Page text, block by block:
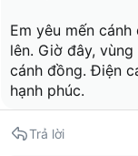
Em yêu mến
lên. Giờ đây,
cánh đồng. Điện
hạnh phúc.
Trả lời